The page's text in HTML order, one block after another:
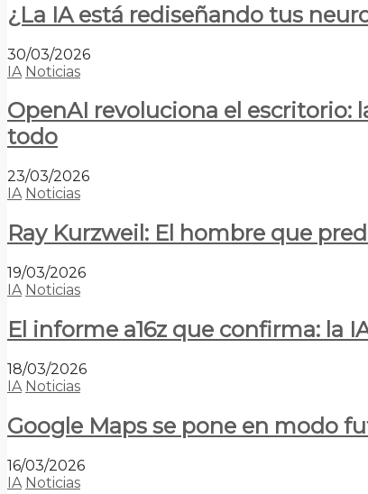
¿La IA está rediseñando tus
30/03/2026
IA Noticias
OpenAI revoluciona el escritorio:
todo
23/03/2026
IA Noticias
Ray Kurzweil: El hombre que
19/03/2026
IA Noticias
El informe a16z que confirma: la
18/03/2026
IA Noticias
Google Maps se pone en modo
16/03/2026
IA Noticias